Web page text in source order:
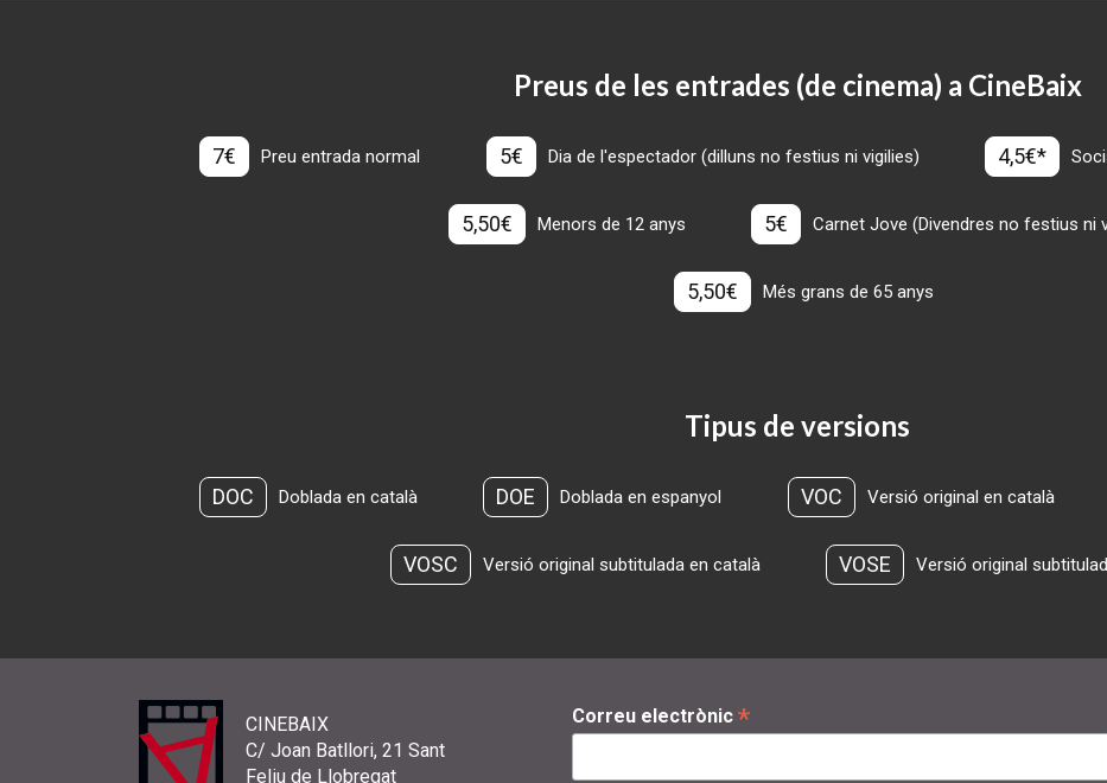
Preus de les entrades (de cinema) a CineBaix
7€ Preu entrada normal 5€ Dia de l'espectador (dilluns no festius ni vigilies) 4,5€*
5,50€ Menors de 12 anys 5€ Carnet Jove (Divendres no festius ni
5,50€ Més grans de 65 anys
Tipus de versions
DOC Doblada en català DOE Doblada en espanyol VOC Versió original en català
VOSC Versió original subtitulada en català VOSE Versió original
CINEBAIX
C/ Joan Batllori, 21 Sant
Feliu de Llobregat
Correu electrònic *